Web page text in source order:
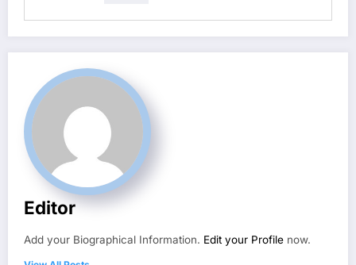
Editor
Add your Biographical Information. Edit your Profile now.